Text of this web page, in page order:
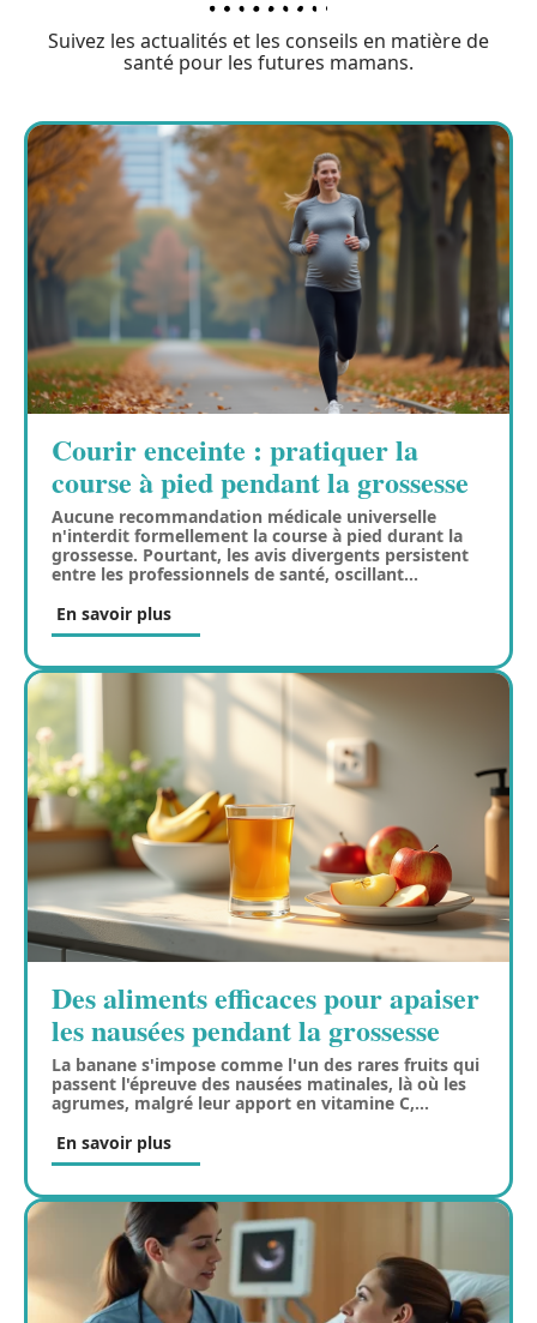
Suivez les actualités et les conseils en matière de
santé pour les futures mamans.
Courir enceinte : pratiquer la
course à pied pendant la grossesse
Aucune recommandation médicale universelle
n'interdit formellement la course à pied durant la
grossesse. Pourtant, les avis divergents persistent
entre les professionnels de santé, oscillant…
En savoir plus
Des aliments efficaces pour apaiser
les nausées pendant la grossesse
La banane s'impose comme l'un des rares fruits qui
passent l'épreuve des nausées matinales, là où les
agrumes, malgré leur apport en vitamine C,…
En savoir plus